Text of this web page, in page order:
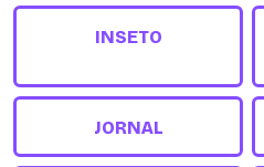
INSETO
JORNAL